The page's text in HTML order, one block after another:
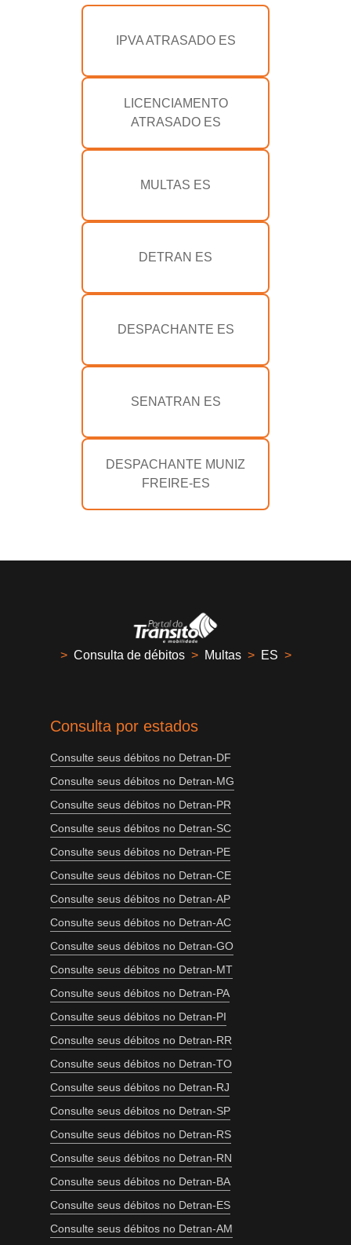
IPVA ATRASADO ES
LICENCIAMENTO
ATRASADO ES
MULTAS ES
DETRAN ES
DESPACHANTE ES
SENATRAN ES
DESPACHANTE MUNIZ
FREIRE-ES
> Consulta de débitos > Multas > ES >
Consulta por estados
Consulte seus débitos no Detran-DF
Consulte seus débitos no Detran-MG
Consulte seus débitos no Detran-PR
Consulte seus débitos no Detran-SC
Consulte seus débitos no Detran-PE
Consulte seus débitos no Detran-CE
Consulte seus débitos no Detran-AP
Consulte seus débitos no Detran-AC
Consulte seus débitos no Detran-GO
Consulte seus débitos no Detran-MT
Consulte seus débitos no Detran-PA
Consulte seus débitos no Detran-PI
Consulte seus débitos no Detran-RR
Consulte seus débitos no Detran-TO
Consulte seus débitos no Detran-RJ
Consulte seus débitos no Detran-SP
Consulte seus débitos no Detran-RS
Consulte seus débitos no Detran-RN
Consulte seus débitos no Detran-BA
Consulte seus débitos no Detran-ES
Consulte seus débitos no Detran-AM